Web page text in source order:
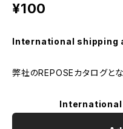
¥100
International shipping
弊社のREPOSEカタログとな